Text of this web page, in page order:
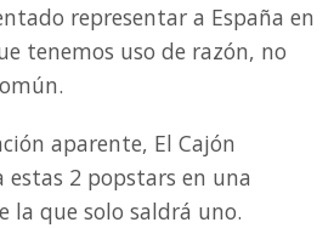
representar a España en
tenemos uso de razón, no
aparente, El Cajón
estas 2 popstars en una
la que solo saldrá uno.